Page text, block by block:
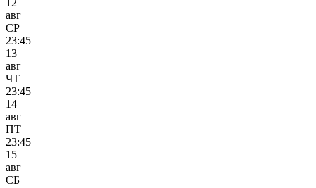
12
авг
СР
23:45
13
авг
ЧТ
23:45
14
авг
ПТ
23:45
15
авг
СБ